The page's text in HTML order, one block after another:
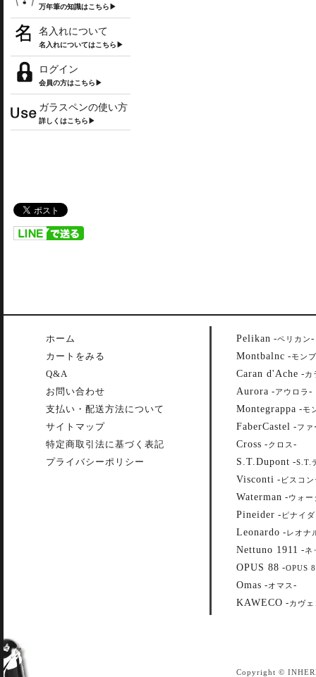
万年筆の知識はこちら▶
名入れについて
名入れについてはこちら▶
ログイン
会員の方はこちら▶
ガラスペンの使い方
詳しくはこちら▶
ホーム
カートをみる
Q&A
お問い合わせ
支払い・配送方法について
サイトマップ
特定商取引法に基づく表記
プライバシーポリシー
Pelikan -ペリカン-
Montbalnc -モン
Caran d'Ache -カ
Aurora -アウロラ -
Montegrappa -モ
FaberCastel -ファ
Cross -クロス -
S.T.Dupont -S.T.
Visconti - ビスコ
Waterman -ウォー
Pineider - ピナイ
Leonardo -レオナ
Nettuno 1911 -ネ
OPUS 88 -OPUS
Omas -オマス -
KAWECO -カヴェ
Copyright ©